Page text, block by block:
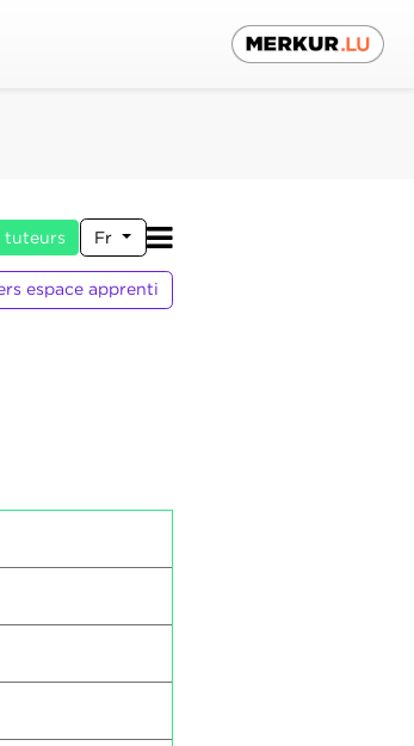
tuteurs Fr
espace apprenti